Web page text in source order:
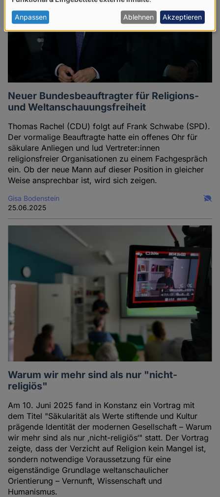
Neuer Bundesbeauftragter für Religions-
und Weltanschauungsfreiheit
Thomas Rachel (CDU) folgt auf Frank Schwabe (SPD).
Der vormalige Beauftragte hatte ein offenes Ohr für
säkulare Anliegen und lud Vertreter:innen
religionsfreier Organisationen zu einem Fachgespräch
ein. Ob der neue Mann auf dieser Position in gleicher
Weise ansprechbar ist, wird sich zeigen.
Gisa Bodenstein
25.06.2025
Warum wir mehr sind als nur "nicht-
religiös"
Am 10. Juni 2025 fand in Konstanz ein Vortrag mit
dem Titel "Säkularität als Werte stiftende und Kultur
prägende Identität der modernen Gesellschaft – Warum
wir mehr sind als nur ‚nicht-religiös‘" statt. Der Vortrag
zeigte, dass der Verzicht auf Religion kein Mangel ist,
sondern notwendige Voraussetzung für eine
eigenständige Grundlage weltanschaulicher
Orientierung – Vernunft, Wissenschaft und
Humanismus.
von
personenbezogenen
Daten
Anpassen Ablehnen Akzeptieren